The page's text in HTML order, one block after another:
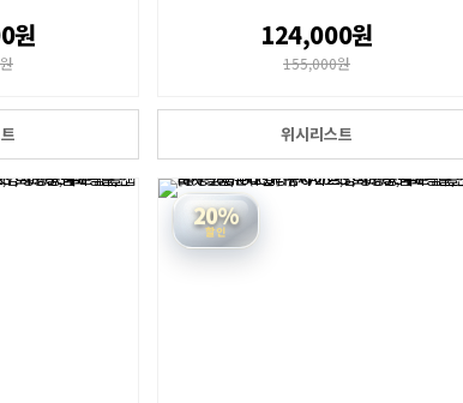
원 124,000원
155,000원
위시리스트
20%
할인